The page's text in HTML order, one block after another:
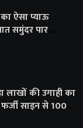
ऐसा प्याऊ
समुंदर पार
लाखों की उगाही का
साइन से 100